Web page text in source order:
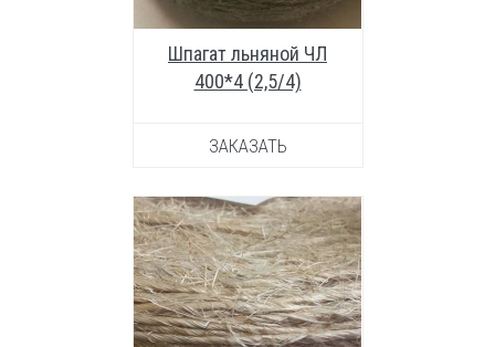
Шпагат льняной ЧЛ
400*4 (2,5/4)
ЗАКАЗАТЬ